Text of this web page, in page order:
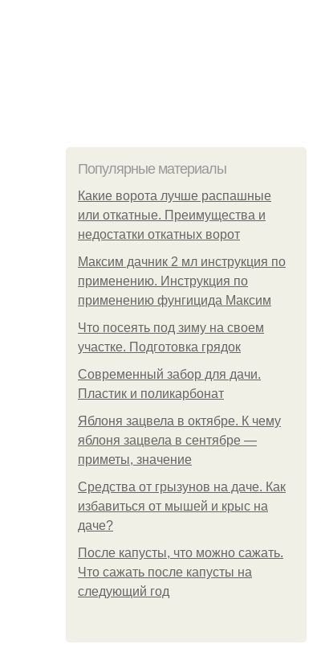
Популярные материалы
Какие ворота лучше распашные
или откатные. Преимущества и
недостатки откатных ворот
Максим дачник 2 мл инструкция по
применению. Инструкция по
применению фунгицида Максим
Что посеять под зиму на своем
участке. Подготовка грядок
Современный забор для дачи.
Пластик и поликарбонат
Яблоня зацвела в октябре. К чему
яблоня зацвела в сентябре —
приметы, значение
Средства от грызунов на даче. Как
избавиться от мышей и крыс на
даче?
После капусты, что можно сажать.
Что сажать после капусты на
следующий год